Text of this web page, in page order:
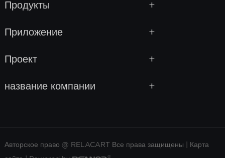
Продукты
Приложение
Проект
название компании
Авторское право @ RELACART Все права защищены | Карта